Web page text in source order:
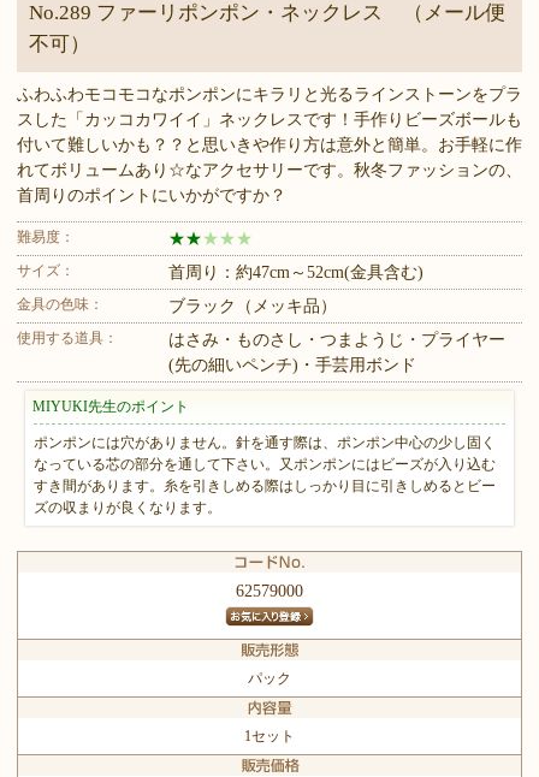
No.289 ファーリポンポン・ネックレス （メール便
不可）
ふわふわモコモコなポンポンにキラリと光るラインストーンをプラ
スした「カッコカワイイ」ネックレスです！手作りビーズボールも
付いて難しいかも？？と思いきや作り方は意外と簡単。お手軽に作
れてボリュームあり☆なアクセサリーです。秋冬ファッションの、
首周りのポイントにいかがですか？
難易度： ★★ ★ ★ ★
サイズ： 首周り：約47cm～52cm(金具含む)
金具の色味： ブラック（メッキ品）
使用する道具：
はさみ・ものさし・つまようじ・プライヤー
(先の細いペンチ)・手芸用ボンド
MIYUKI先生のポイント
ポンポンには穴がありません。針を通す際は、ポンポン中心の少し固く
なっている芯の部分を通して下さい。又ポンポンにはビーズが入り込む
すき間があります。糸を引きしめる際はしっかり目に引きしめるとビー
ズの収まりが良くなります。
62579000
パック
1セット